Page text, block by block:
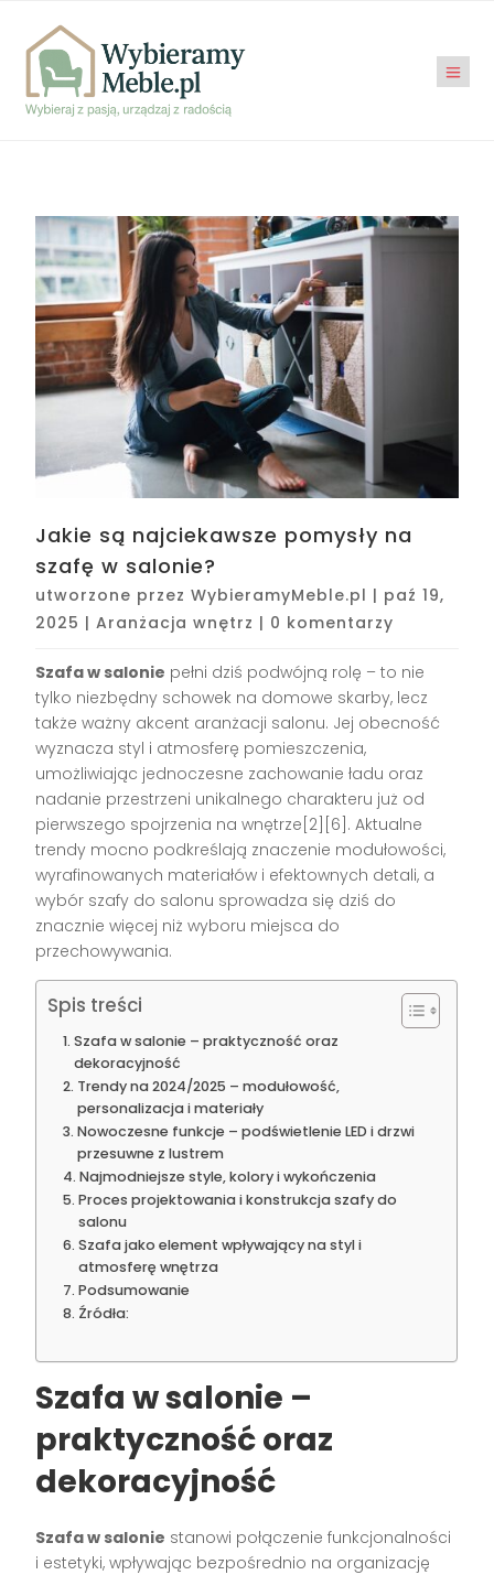
Jakie są najciekawsze pomysły na
szafę w salonie?
utworzone przezWybieramyMeble.pl | paź 19,
2025 |Aranżacja wnętrz | 0 komentarzy
Szafa w salonie pełni dziś podwójną rolę – to nie
tylko niezbędny schowek na domowe skarby, lecz
także ważny akcent aranżacji salonu. Jej obecność
wyznacza styl i atmosferę pomieszczenia,
umożliwiając jednoczesne zachowanie ładu oraz
nadanie przestrzeni unikalnego charakteru już od
pierwszego spojrzenia na wnętrze[2][6]. Aktualne
trendy mocno podkreślają znaczenie modułowości,
wyrafinowanych materiałów i efektownych detali, a
wybór szafy do salonu sprowadza się dziś do
znacznie więcej niż wyboru miejsca do
przechowywania.
Spis treści
Szafa w salonie – praktyczność oraz
dekoracyjność
Trendy na 2024/2025 – modułowość,
personalizacja i materiały
Nowoczesne funkcje – podświetlenie LED i drzwi
przesuwne z lustrem
Najmodniejsze style, kolory i wykończenia
Proces projektowania i konstrukcja szafy do
salonu
Szafa jako element wpływający na styl i
atmosferę wnętrza
Podsumowanie
Źródła:
Szafa w salonie –
praktyczność oraz
dekoracyjność
Szafa w salonie stanowi połączenie funkcjonalności
i estetyki, wpływając bezpośrednio na organizację